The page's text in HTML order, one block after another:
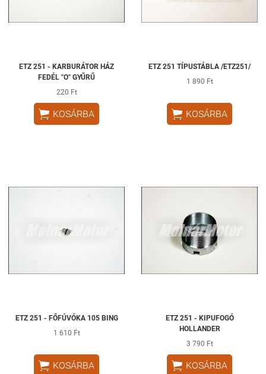
ETZ 251 - KARBURÁTOR HÁZ
FEDÉL "O" GYŰRŰ
220 Ft
 KOSÁRBA
ETZ 251 TÍPUSTÁBLA /ETZ251/
1 890 Ft
 KOSÁRBA
ETZ 251 - FŐFÚVÓKA 105 BING
1 610 Ft
 KOSÁRBA
ETZ 251 - KIPUFOGÓ
HOLLANDER
3 790 Ft
 KOSÁRBA